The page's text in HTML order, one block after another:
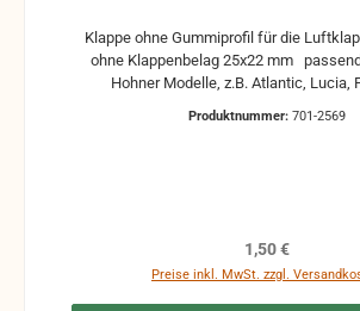
ohne Klappenbelag 25x22 mm passend für mehrere
Hohner Modelle, z.B. Atlantic, Lucia,
Funktion nicht mehr gewährleistet
Produktnummer: 701-2569
Regulärer Preis:
1,50 €
Preise inkl. MwSt. zzgl.